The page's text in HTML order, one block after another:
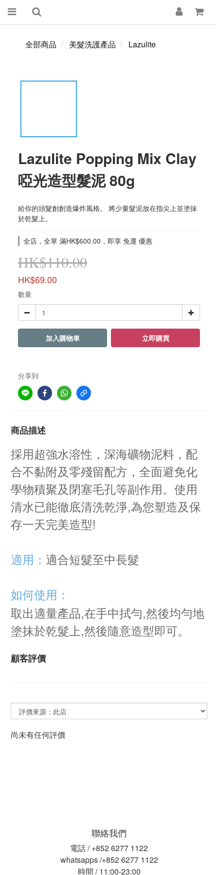
全部商品 美髮洗護產品 Lazulite
Lazulite Popping Mix Clay
啞光造型髮泥 80g
給你的頭髮創創造爆炸風格。 將少量髮泥放在指尖上並塗抹
於乾髮上。
全店，全單 滿HK$600.00，即享 免運 優惠
HK$110.00
HK$69.00
數量
加入購物車 立即購買
分享到
商品描述
採用超強水溶性，深海礦物泥料，配
合不黏附及零殘留配方，全面避免化
學物積聚及閉塞毛孔等副作用。使用
清水已能徹底清洗乾淨,為您塑造及保
存一天完美造型!
適用： 適合短髮至中長髮
如何使用：
取出適量產品,在手中拭勻,然後均勻地
塗抹於乾髮上,然後隨意造型即可。
顧客評價
尚未有任何評價
聯絡我們
電話 / +852 6277 1122
whatsapps /+852 6277 1122
時間 / 11:00-23:00